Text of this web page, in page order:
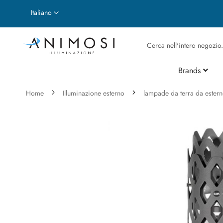
Lingua
Italiano
Cerca
Brands
Home Illuminazione esterno lampade da terra da